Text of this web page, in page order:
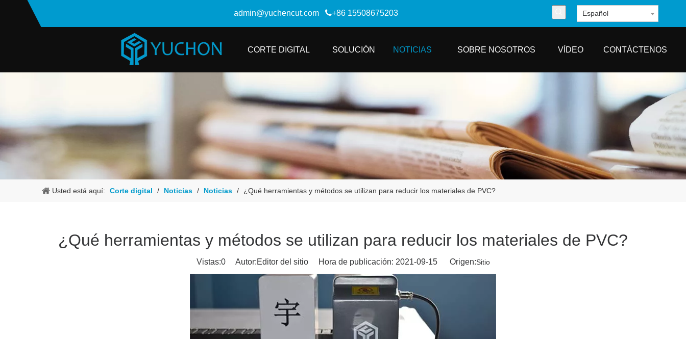
admin@yuchencut.com +86 15508675203 Español
CORTE DIGITAL SOLUCIÓN NOTICIAS SOBRE NOSOTROS VÍDEO CONTÁCTENOS
Usted está aquí: Corte digital / Noticias / Noticias / ¿Qué herramientas y métodos se utilizan para reducir los materiales de PVC?
¿Qué herramientas y métodos se utilizan para reducir los materiales de PVC?
Vistas:0Autor:Editor del sitio Hora de publicación: 2021-09-15 Origen:Sitio